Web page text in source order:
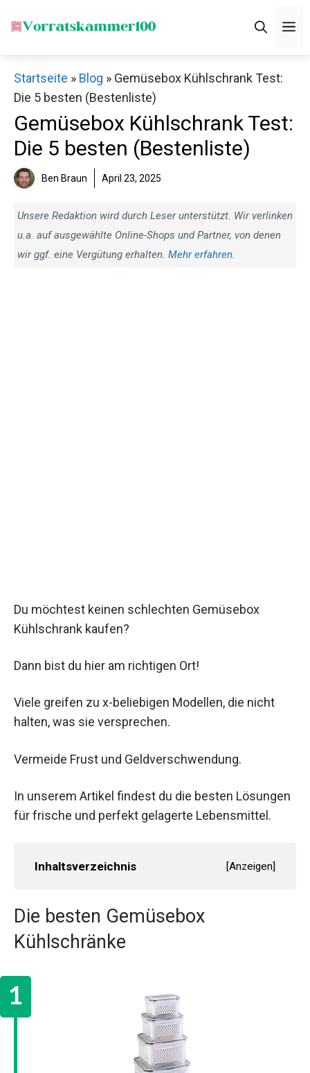
Inhalt
Startseite » Blog » Gemüsebox Kühlschrank Test:
Die 5 besten (Bestenliste)
Gemüsebox Kühlschrank Test:
Die 5 besten (Bestenliste)
Ben Braun April 23, 2025
Unsere Redaktion wird durch Leser unterstützt. Wir verlinken
u.a. auf ausgewählte Online-Shops und Partner, von denen
wir ggf. eine Vergütung erhalten. Mehr erfahren.
Du möchtest keinen schlechten Gemüsebox
Kühlschrank kaufen?
Dann bist du hier am richtigen Ort!
Viele greifen zu x-beliebigen Modellen, die nicht
halten, was sie versprechen.
Vermeide Frust und Geldverschwendung.
In unserem Artikel findest du die besten Lösungen
für frische und perfekt gelagerte Lebensmittel.
Inhaltsverzeichnis [Anzeigen]
Die besten Gemüsebox
Kühlschränke